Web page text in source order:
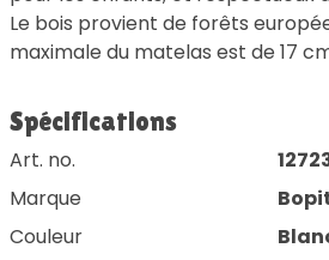
Le bois provient de forêts
maximale du matelas est de 17
Spécifications
Art. no.
Marque
Couleur